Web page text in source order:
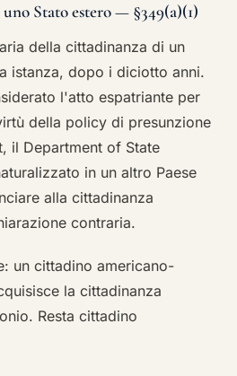
Stato estero — §349(a)(1)
della cittadinanza di un
istanza, dopo i diciotto anni.
l'atto espatriante per
della policy di presunzione
il Department of State
in un altro Paese
alla cittadinanza
contraria.
un cittadino americano-
la cittadinanza
Resta cittadino